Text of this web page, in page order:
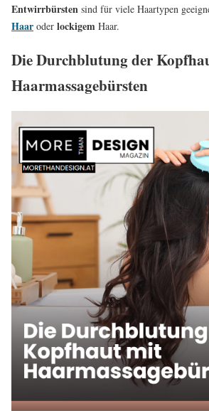
Entwirrbürsten sind für viele Haartypen
Haar oder lockigem Haar.
Die Durchblutung der
Haarmassagebürsten